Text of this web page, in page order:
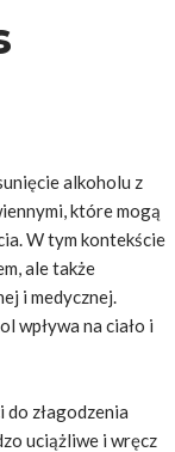
alkoholu z
które mogą
W tym kontekście
ale także
i medycznej.
wpływa na ciało i
złagodzenia
uciążliwe i wręcz